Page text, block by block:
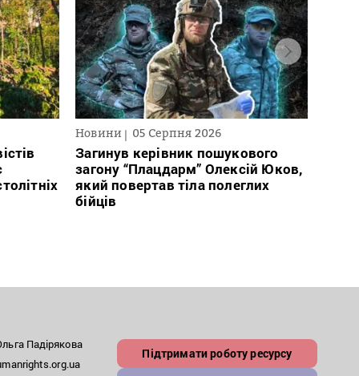
Новини 05 Серпня 2026
Загинув керівник пошукового
загону “Плацдарм” Олексій Юков,
який повертав тіла полеглих
бійців
Падірякова
Підтримати роботу ресурсу